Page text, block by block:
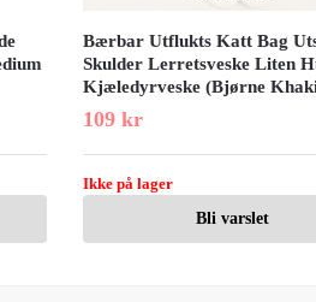
Bærbar Utflukts Katt Bag
Skulder Lerretsveske Liten
Kjæledyrveske (Bjørne
109kr
Ikke på lager
Bli varslet